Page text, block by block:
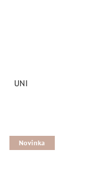
UNI
Novinka